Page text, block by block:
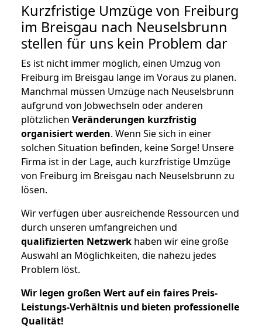
Kurzfristige Umzüge von Freiburg
im Breisgau nach Neuselsbrunn
stellen für uns kein Problem dar
Es ist nicht immer möglich, einen Umzug von
Freiburg im Breisgau lange im Voraus zu planen.
Manchmal müssen Umzüge nach Neuselsbrunn
aufgrund von Jobwechseln oder anderen
plötzlichen Veränderungen kurzfristig
organisiert werden. Wenn Sie sich in einer
solchen Situation befinden, keine Sorge! Unsere
Firma ist in der Lage, auch kurzfristige Umzüge
von Freiburg im Breisgau nach Neuselsbrunn zu
lösen.
Wir verfügen über ausreichende Ressourcen und
durch unseren umfangreichen und
qualifizierten Netzwerk haben wir eine große
Auswahl an Möglichkeiten, die nahezu jedes
Problem löst.
Wir legen großen Wert auf ein faires Preis-
Leistungs-Verhältnis und bieten professionelle
Qualität!